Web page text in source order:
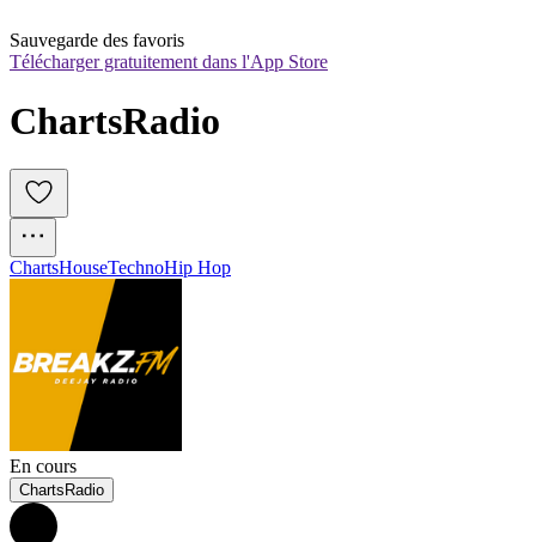
Sauvegarde des favoris
Télécharger gratuitement dans l'App Store
ChartsRadio
ChartsHouseTechnoHip Hop
En cours
ChartsRadio